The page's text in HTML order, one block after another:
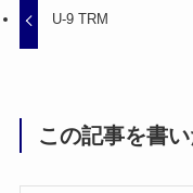
U-9 TRM
この記事を書い